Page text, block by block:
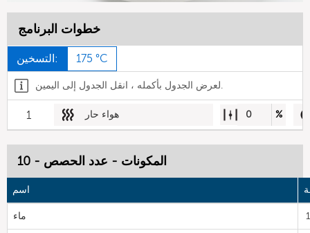
خطوات البرنامج
التسخين: 175 °C
لعرض الجدول بأكمله ، انقل الجدول إلى اليمين.
1 هواء حار 0 %
المكونات - عدد الحصص - 10
اسم
ماء